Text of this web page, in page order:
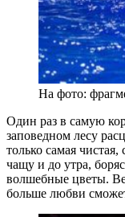
На фото:
Один раз в самую
заповедном лесу
только самая
чащу и до утра,
волшебные цветы.
больше любви